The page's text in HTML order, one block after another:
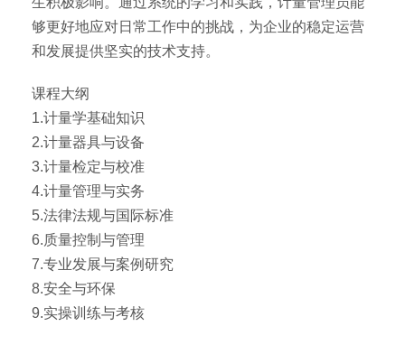
够更好地应对日常工作中的挑战，为企业的稳定运营
和发展提供坚实的技术支持。
课程大纲
1.计量学基础知识
2.计量器具与设备
3.计量检定与校准
4.计量管理与实务
5.法律法规与国际标准
6.质量控制与管理
7.专业发展与案例研究
8.安全与环保
9.实操训练与考核